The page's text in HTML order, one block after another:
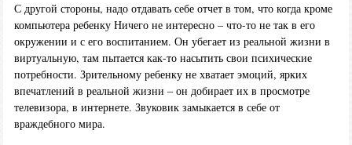
С другой стороны, надо отдавать себе отчет в том, что когда кроме
компьютера ребенку Ничего не интересно – что-то не так в его
окружении и с его воспитанием. Он убегает из реальной жизни в
виртуальную, там пытается как-то насытить свои психические
потребности. Зрительному ребенку не хватает эмоций, ярких
впечатлений в реальной жизни – он добирает их в просмотре
телевизора, в интернете. Звуковик замыкается в себе от
враждебного мира.